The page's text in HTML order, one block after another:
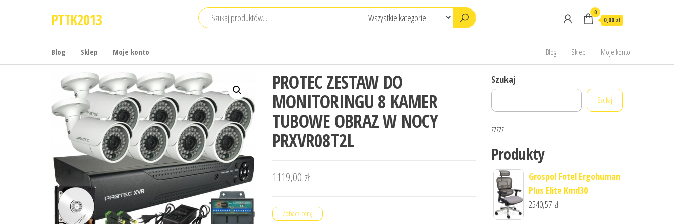
PTTK2013 0
0,00 zł
Blog Sklep Moje konto Blog Sklep Moje konto
PROTEC ZESTAW DO
MONITORINGU 8 KAMER
TUBOWE OBRAZ W NOCY
PRXVR08T2L
1119,00 zł
Zobacz cenę
Szukaj
Szukaj
zzzzz
Produkty
Grospol Fotel Ergohuman
Plus Elite Kmd30
2540,57 zł